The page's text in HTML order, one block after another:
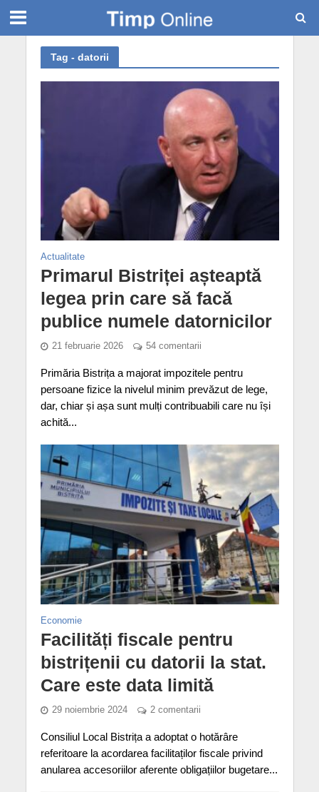
Tag - datorii
Actualitate
Primarul Bistriței așteaptă
legea prin care să facă
publice numele datornicilor
21 februarie 2026 54 comentarii
Primăria Bistrița a majorat impozitele pentru
persoane fizice la nivelul minim prevăzut de lege,
dar, chiar și așa sunt mulți contribuabili care nu își
achită...
Economie
Facilități fiscale pentru
bistrițenii cu datorii la stat.
Care este data limită
29 noiembrie 2024 2 comentarii
Consiliul Local Bistrița a adoptat o hotărâre
referitoare la acordarea facilitaților fiscale privind
anularea accesoriilor aferente obligațiilor bugetare...